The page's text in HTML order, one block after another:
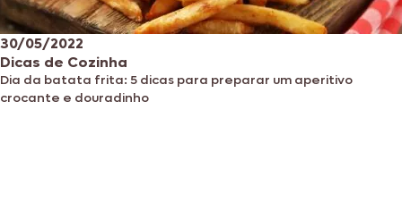
30/05/2022
Dicas de Cozinha
Dia da batata frita: 5 dicas para preparar um aperitivo
crocante e douradinho